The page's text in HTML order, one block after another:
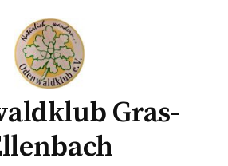
Gras-